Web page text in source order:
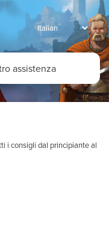
i consigli dal principiante al